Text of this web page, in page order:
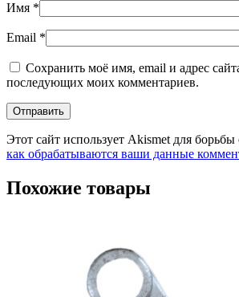
Имя *
Email *
Сохранить моё имя, email и адрес
последующих моих комментариев.
Этот сайт использует Akismet для
как обрабатываются ваши данные
Похожие товары